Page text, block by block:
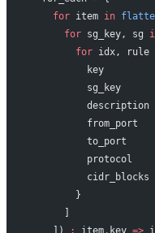
    for
item in
      for
sg_key, sg
        for
idx, rule
          key
          sg_key
          description
          from_port
          to_port
          protocol
          cidr_blocks
        }